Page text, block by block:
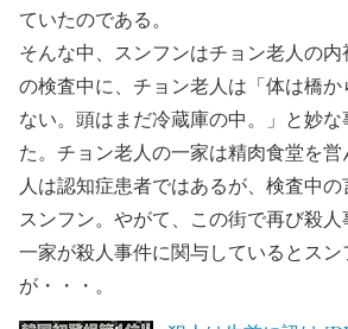
ていたのである。
そんな中、スンフンはチョン老人の
の検査中に、チョン老人は「体は橋
ない。頭はまだ冷蔵庫の中。」と妙
た。チョン老人の一家は精肉食堂を
人は認知症患者ではあるが、検査中
スンフン。やがて、この街で再び殺
一家が殺人事件に関与しているとスン
が・・・。